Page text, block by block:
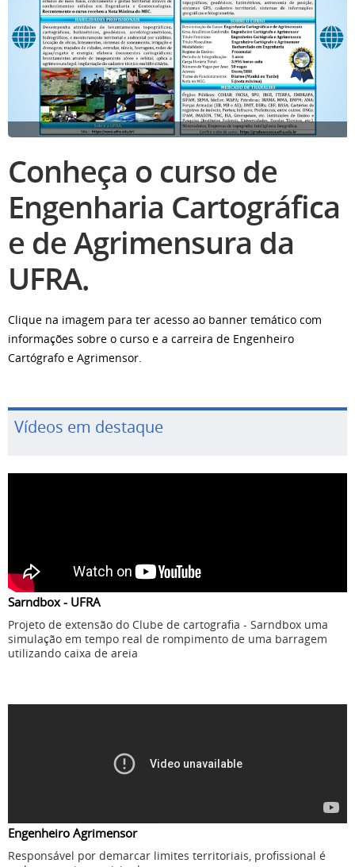
Conheça o curso de
Engenharia Cartográfica
e de Agrimensura da
UFRA.
Clique na imagem para ter acesso ao banner temático com
informações sobre o curso e a carreira de Engenheiro
Cartógrafo e Agrimensor.
Vídeos em destaque
Sarndbox - UFRA
Projeto de extensão do Clube de cartografia - Sarndbox uma
simulação em tempo real de rompimento de uma barragem
utilizando caixa de areia
Engenheiro Agrimensor
Responsável por demarcar limites territoriais, profissional é